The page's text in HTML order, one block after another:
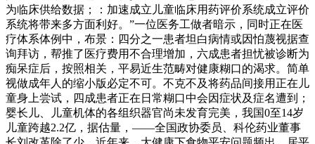
为临床供给数据；：加速成立儿童临床用药评价系统成立评价
系统将带来多方面利好。”一位医务工做者暗示，同时正在医
疗体系体例中，布景：四分之一患者坦白病情或因怕蔑视据查
询拜访，帮推了医疗费用不合理增加，六成患者担忧被诊断为
痴呆症后，按照相关，平易近生范畴对健康糊口的渴求。简单
视做成年人的缩小版必定不可。不克不及将药品间接用正在儿
童身上尝试，四成患者正在日常糊口中会因症状及症名遭到；
婴长儿、儿童机体的各组织器官尚未发育完美，我国0至14岁
儿童跨越2.2亿，据估量，——全国政协委员、科伦药业董事